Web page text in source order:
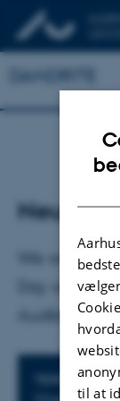
DANDRITE
We
Day which
Auditorium
TIDSPUNKT
vælger
til at